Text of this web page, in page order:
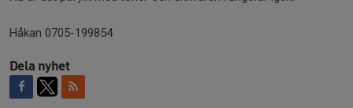
Håkan 0705-199854
Dela nyhet